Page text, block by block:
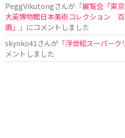
PeggVikutongさんが「展覧会「東
大英博物館日本美術コレクション
画」
」にコメントしました
skynko41さんが「浮世絵スーパーク
メントしました